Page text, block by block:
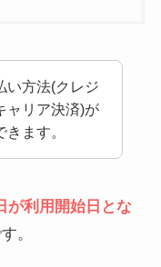
い方法(クレジ
ャリア決済)が
ます。
が利用開始日とな
。